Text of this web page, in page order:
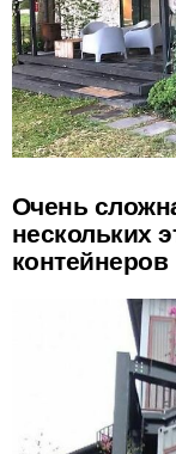
Очень
нескольких
контейнеров